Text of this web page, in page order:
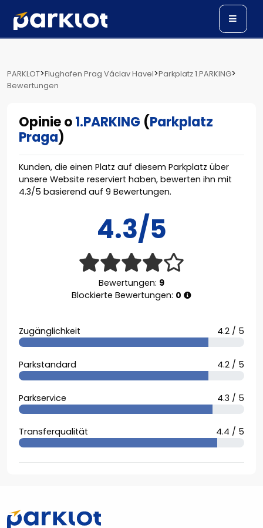
PARKLOT>Flughafen Prag Václav Havel>Parkplatz 1.PARKING>
Bewertungen
Opinie o1.PARKING (Parkplatz
Praga)
Kunden, die einen Platz auf diesem Parkplatz über
unsere Website reserviert haben, bewerten ihn mit
4.3/5 basierend auf 9 Bewertungen.
4.3/5
Bewertungen: 9
Blockierte Bewertungen: 0
Zugänglichkeit 4.2 / 5
Parkstandard 4.2 / 5
Parkservice 4.3 / 5
Transferqualität 4.4 / 5